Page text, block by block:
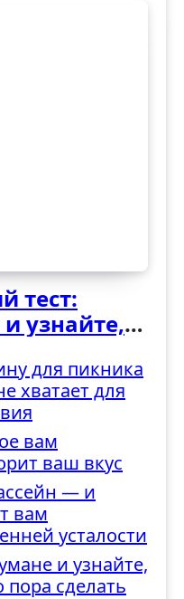
тест:
узнайте,
для пикника
хватает для
вам
ваш вкус
— и
вам
усталости
и узнайте,
сделать